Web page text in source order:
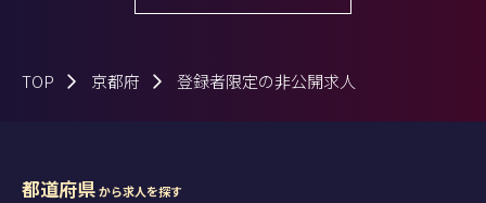
TOP 京都府 登録者限定の非公開求人
都道府県から求人を探す